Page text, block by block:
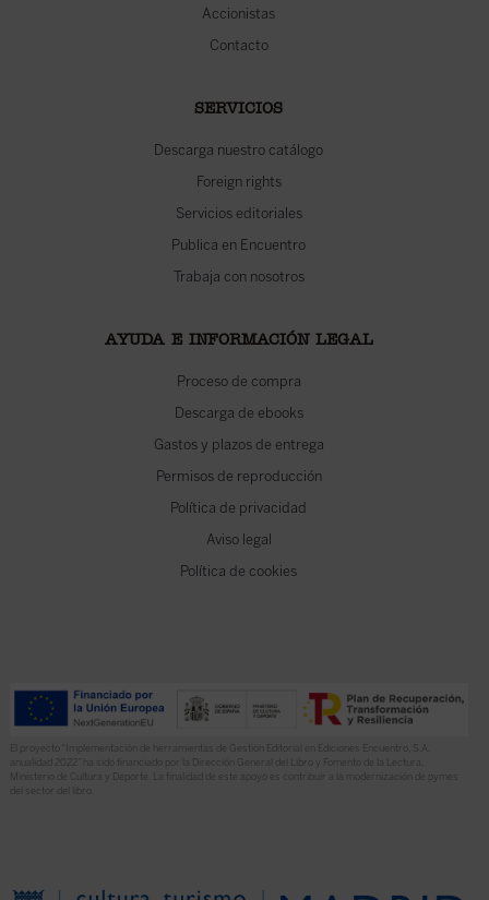
Accionistas
Contacto
SERVICIOS
Descarga nuestro catálogo
Foreign rights
Servicios editoriales
Publica en Encuentro
Trabaja con nosotros
AYUDA E INFORMACIÓN LEGAL
Proceso de compra
Descarga de ebooks
Gastos y plazos de entrega
Permisos de reproducción
Política de privacidad
Aviso legal
Política de cookies
El proyecto “Implementación de herramientas de Gestión Editorial en Ediciones Encuentro, S.A.
anualidad 2022” ha sido financiado por la Dirección General del Libro y Fomento de la Lectura,
Ministerio de Cultura y Deporte. La finalidad de este apoyo es contribuir a la modernización de pymes
del sector del libro.